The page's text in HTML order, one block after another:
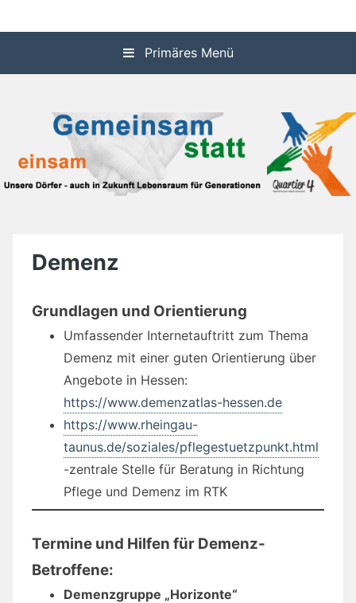
Inhalt
Quartier 4Primäres Menü
Demenz
Grundlagen und Orientierung
Umfassender Internetauftritt zum Thema
Demenz mit einer guten Orientierung über
Angebote in Hessen:
https://www.demenzatlas-hessen.de
https://www.rheingau-
taunus.de/soziales/pflegestuetzpunkt.html
-zentrale Stelle für Beratung in Richtung
Pflege und Demenz im RTK
Termine und Hilfen für Demenz-
Betroffene:
Demenzgruppe „Horizonte“